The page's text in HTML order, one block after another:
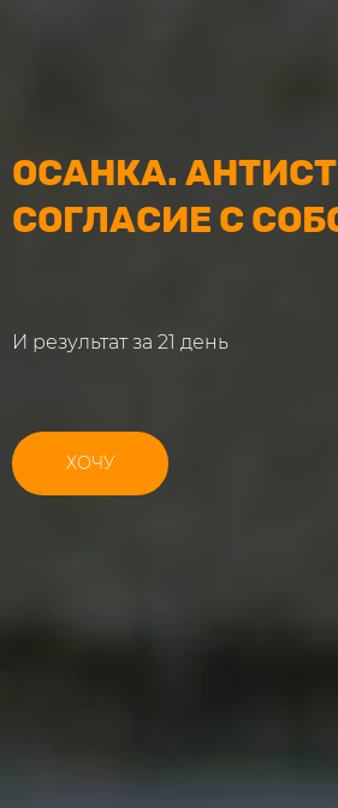
ОСАНКА.
СОГЛАСИЕ С
И результат за 21 день
ХОЧУ